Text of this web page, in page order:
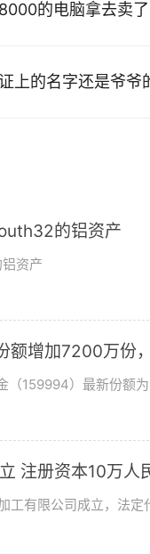
的电脑拿去卖了
上的名字还是爷爷
的铝资产
资产
额增加7200万份
（159994）最新份额
注册资本10万人
工有限公司成立，法定